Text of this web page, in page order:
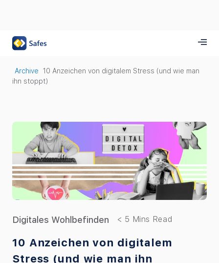
Archive
10 Anzeichen von digitalem Stress (und wie man
ihn stoppt)
Digitales Wohlbefinden
10 Anzeichen von digitalem
Stress (und wie man ihn